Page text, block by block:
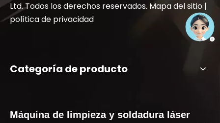
Ltd. Todos los derechos reservados. Mapa del sitio |
política de privacidad
Categoría de producto
Máquina de limpieza y soldadura láser